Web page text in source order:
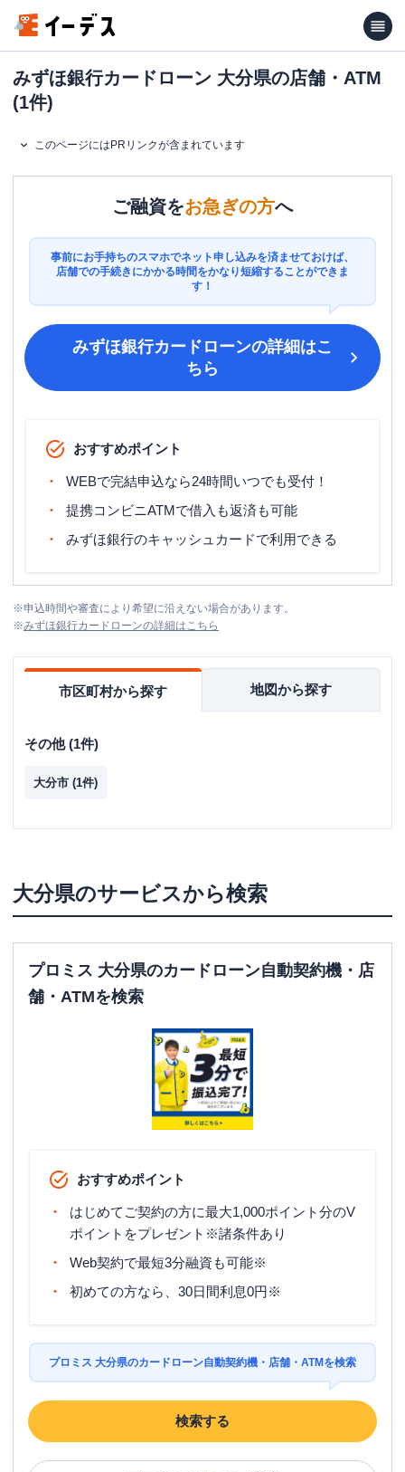
みずほ銀行カードローン 大分県の店舗・ATM
(1件)
このページにはPRリンクが含まれています
ご融資をお急ぎの方へ
事前にお手持ちのスマホでネット申し込みを済ませておけば、
店舗での手続きにかかる時間をかなり短縮することができま
す！
みずほ銀行カードローンの詳細はこ
ちら
おすすめポイント
WEBで完結申込なら24時間いつでも受付！
提携コンビニATMで借入も返済も可能
みずほ銀行のキャッシュカードで利用できる
※申込時間や審査により希望に沿えない場合があります。
※みずほ銀行カードローンの詳細はこちら
市区町村から探す 地図から探す
その他(1件)
大分市 (1件)
大分県のサービスから検索
プロミス 大分県のカードローン自動契約機・店
舗・ATMを検索
おすすめポイント
はじめてご契約の方に最大1,000ポイント分のV
ポイントをプレゼント※諸条件あり
Web契約で最短3分融資も可能※
初めての方なら、30日間利息0円※
プロミス 大分県のカードローン自動契約機・店舗・ATMを検索
検索する